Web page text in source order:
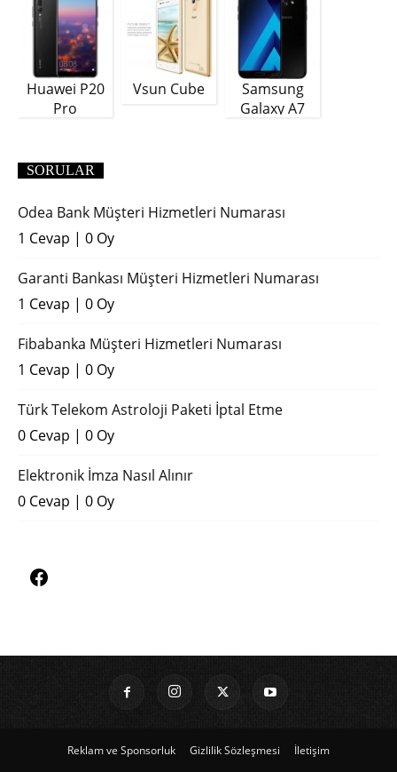
Huawei P20
Pro
Vsun Cube
Samsung
Galaxy A7
SORULAR
Odea Bank Müşteri Hizmetleri Numarası
1 Cevap | 0 Oy
Garanti Bankası Müşteri Hizmetleri Numarası
1 Cevap | 0 Oy
Fibabanka Müşteri Hizmetleri Numarası
1 Cevap | 0 Oy
Türk Telekom Astroloji Paketi İptal Etme
0 Cevap | 0 Oy
Elektronik İmza Nasıl Alınır
0 Cevap | 0 Oy
Reklam ve Sponsorluk Gizlilik Sözleşmesi İletişim